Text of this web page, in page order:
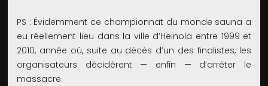
PS : Évidemment ce championnat du monde sauna a
eu réellement lieu dans la ville d’Heinola entre 1999 et
2010, année où, suite au décès d’un des finalistes, les
organisateurs décidèrent — enfin — d’arrêter le
massacre.